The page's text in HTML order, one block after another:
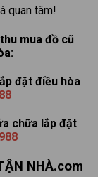
quan tâm!
mua đồ cũ
đặt điều hòa
chữa lắp đặt
NHÀ.com